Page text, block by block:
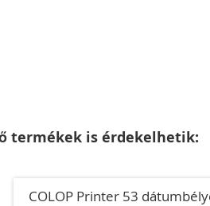
termékek is érdekelhetik:
COLOP Printer 53